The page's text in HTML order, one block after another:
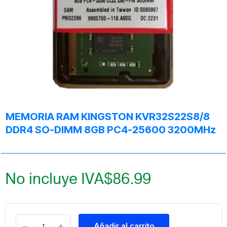
MEMORIA RAM KINGSTON KVR32S22S8/8
DDR4 SO-DIMM 8GB PC4-25600 3200MHz
$86.99
No incluye IVA